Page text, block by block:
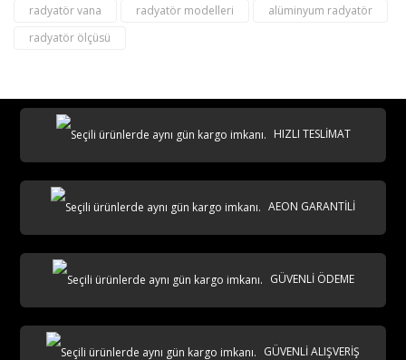
radyatör vana
radyatör modelleri
alüminyum radyatör
radyatör ölçüsü
HIZLI TESLİMAT
AEON GARANTİLİ
GÜVENLİ ÖDEME
GÜVENLİ ALIŞVERİŞ